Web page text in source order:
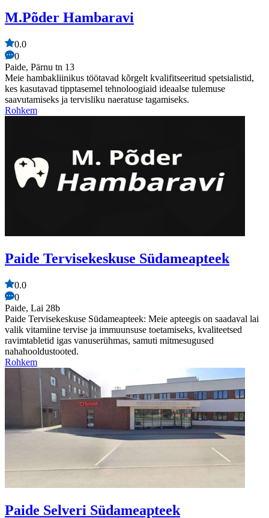
M.Põder Hambaravi
0.0
0
Paide, Pärnu tn 13
Meie hambakliinikus töötavad kõrgelt kvalifitseeritud spetsialistid,
kes kasutavad tipptasemel tehnoloogiaid ideaalse tulemuse
saavutamiseks ja tervisliku naeratuse tagamiseks.
Rohkem
Paide Tervisekeskuse Südameapteek
0.0
0
Paide, Lai 28b
Paide Tervisekeskuse Südameapteek: Meie apteegis on saadaval lai
valik vitamiine tervise ja immuunsuse toetamiseks, kvaliteetsed
ravimtabletid igas vanuserühmas, samuti mitmesugused
nahahooldustooted.
Rohkem
Paide Selveri Südameapteek